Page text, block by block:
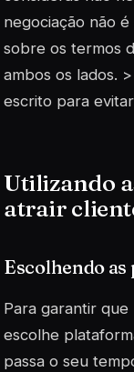
negociação não
sobre os termos
ambos os lados. >
escrito para
Utilizando
atrair
Escolhendo
Para garantir
escolhe
passa o seu